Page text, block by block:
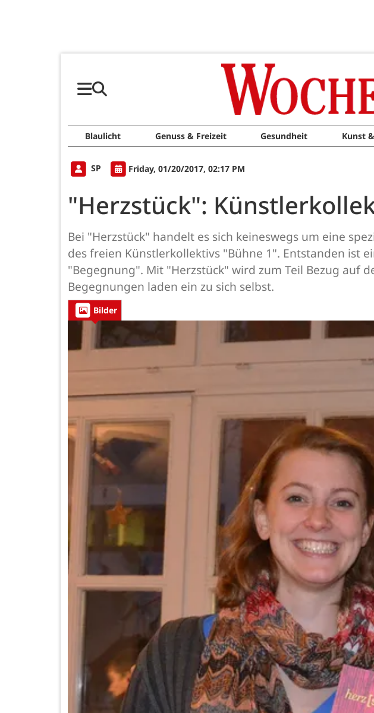
Blaulicht Genuss & Freizeit Gesundheit Kunst
SP Friday, 01/20/2017, 02:17 PM
"Herzstück":
Bei "Herzstück" handelt es sich keineswegs um eine
des freien Künstlerkollektivs "Bühne 1". Entstanden ist
"Begegnung". Mit "Herzstück" wird zum Teil Bezug auf
Begegnungen laden ein zu sich selbst.
Bilder